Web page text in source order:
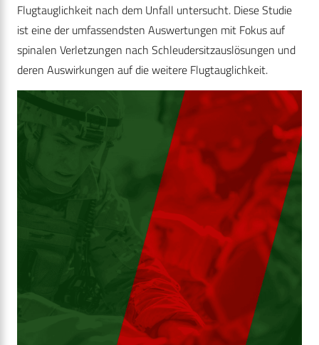
Flugtauglichkeit nach dem Unfall untersucht. Diese Studie
ist eine der umfassendsten Auswertungen mit Fokus auf
spinalen Verletzungen nach Schleudersitzauslösungen und
deren Auswirkungen auf die weitere Flugtauglichkeit.